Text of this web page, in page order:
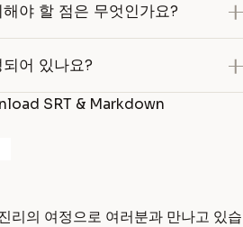
야 할 점은 무엇인가요?
어 있나요?
SRT & Markdown
리의 여정으로 여러분과 만나고 있습